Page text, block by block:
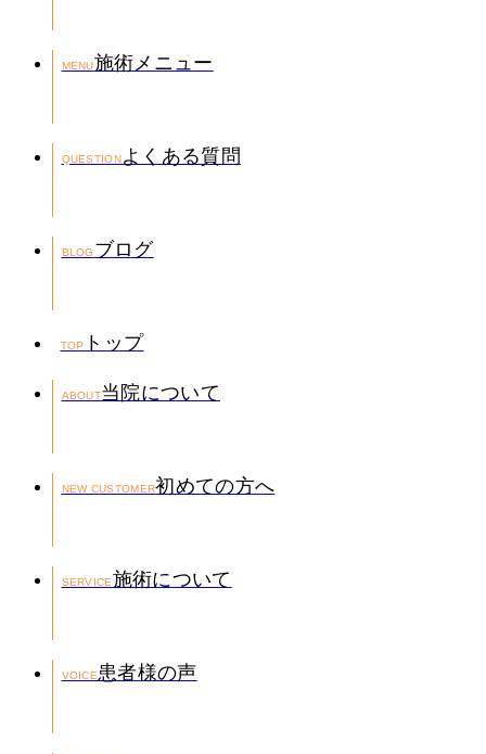
MENU施術メニュー
QUESTIONよくある質問
BLOG ブログ
TOP トップ
ABOUT当院について
NEW CUSTOMER初めての方へ
SERVICE施術について
VOICE患者様の声